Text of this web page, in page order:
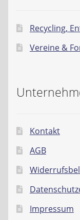
Recycling,
Vereine &
Kontakt
AGB
Impressum